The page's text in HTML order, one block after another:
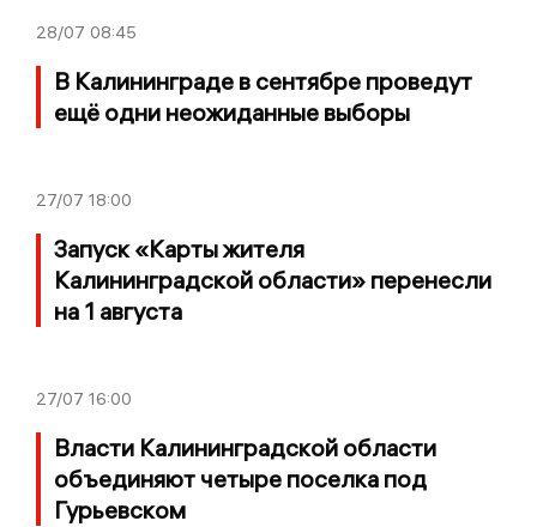
28/07 08:45
В Калининграде в сентябре проведут
ещё одни неожиданные выборы
27/07 18:00
Запуск «Карты жителя
Калининградской области» перенесли
на 1 августа
27/07 16:00
Власти Калининградской области
объединяют четыре поселка под
Гурьевском